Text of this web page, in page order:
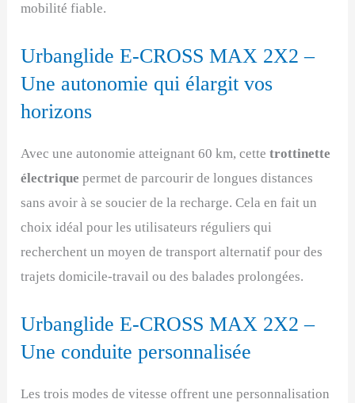
mobilité fiable.
Urbanglide E-CROSS MAX 2X2 –
Une autonomie qui élargit vos
horizons
Avec une autonomie atteignant 60 km, cettetrottinette
électrique permet de parcourir de longues distances
sans avoir à se soucier de la recharge. Cela en fait un
choix idéal pour les utilisateurs réguliers qui
recherchent un moyen de transport alternatif pour des
trajets domicile-travail ou des balades prolongées.
Urbanglide E-CROSS MAX 2X2 –
Une conduite personnalisée
Les trois modes de vitesse offrent une personnalisation